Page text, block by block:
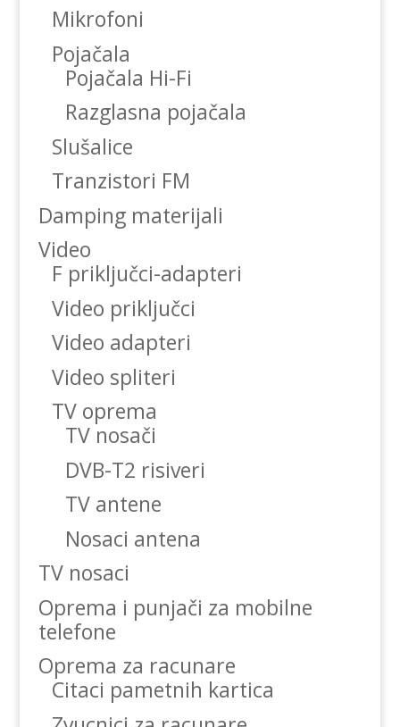
Mikrofoni
Pojačala
Pojačala Hi-Fi
Razglasna pojačala
Slušalice
Tranzistori FM
Damping materijali
Video
F priključci-adapteri
Video priključci
Video adapteri
Video spliteri
TV oprema
TV nosači
DVB-T2 risiveri
TV antene
Nosaci antena
TV nosaci
Oprema i punjači za mobilne
telefone
Oprema za racunare
Citaci pametnih kartica